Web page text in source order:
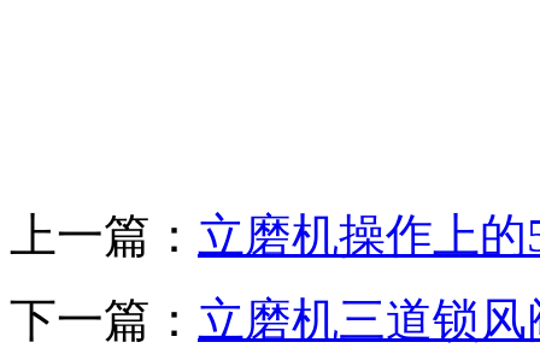
上一篇： 立磨机操作上
下一篇： 立磨机三道锁